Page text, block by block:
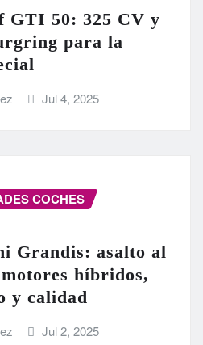
GTI 50: 325 CV y
para la
Jul 4, 2025
COCHES
Grandis: asalto al
híbridos,
y calidad
Jul 2, 2025